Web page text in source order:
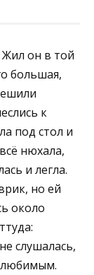
Жил он в той
большая,
к
под стол и
нюхала,
и легла.
но ей
около
слушалась,
любимым.